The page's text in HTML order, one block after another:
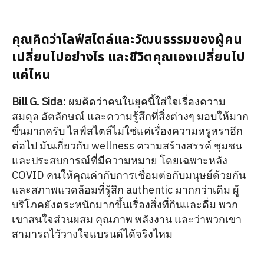
คุณคิดว่าไลฟ์สไตล์และวัฒนธรรมของผู้คน
เปลี่ยนไปอย่างไร และชีวิตคุณเองเปลี่ยนไป
แค่ไหน
Bill G. Sida: ผมคิดว่าคนในยุคนี้ใส่ใจเรื่องความ
สมดุล อัตลักษณ์ และความรู้สึกที่สิ่งต่างๆ มอบให้มาก
ขึ้นมากครับ ไลฟ์สไตล์ไม่ใช่แค่เรื่องความหรูหราอีก
ต่อไป มันเกี่ยวกับ wellness ความสร้างสรรค์ ชุมชน
และประสบการณ์ที่มีความหมาย โดยเฉพาะหลัง
COVID คนให้คุณค่ากับการเชื่อมต่อกับมนุษย์ด้วยกัน
และสภาพแวดล้อมที่รู้สึก authentic มากกว่าเดิม ผู้
บริโภคยังตระหนักมากขึ้นเรื่องสิ่งที่กินและดื่ม พวก
เขาสนใจส่วนผสม คุณภาพ พลังงาน และว่าพวกเขา
สามารถไว้วางใจแบรนด์ได้จริงไหม